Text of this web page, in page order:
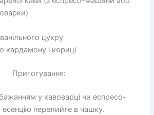
цукру
кардамону і кориці
Приготування:
у кавоварці чи еспресо-
есенцію перелийте в чашку.